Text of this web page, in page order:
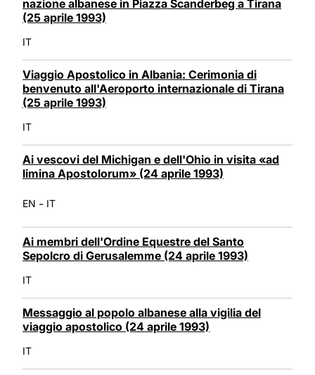
nazione albanese in Piazza Scanderbeg a Tirana
(25 aprile 1993)
IT
Viaggio Apostolico in Albania: Cerimonia di
benvenuto all'Aeroporto internazionale di Tirana
(25 aprile 1993)
IT
Ai vescovi del Michigan e dell'Ohio in visita «ad
limina Apostolorum» (24 aprile 1993)
EN - IT
Ai membri dell'Ordine Equestre del Santo
Sepolcro di Gerusalemme (24 aprile 1993)
IT
Messaggio al popolo albanese alla vigilia del
viaggio apostolico (24 aprile 1993)
IT